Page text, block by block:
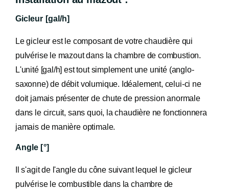
Gicleur [gal/h]
Le gicleur est le composant de votre chaudière qui
pulvérise le mazout dans la chambre de combustion.
L'unité [gal/h] est tout simplement une unité (anglo-
saxonne) de débit volumique. Idéalement, celui-ci ne
doit jamais présenter de chute de pression anormale
dans le circuit, sans quoi, la chaudière ne fonctionnera
jamais de manière optimale.
Angle [°]
Il s'agit de l'angle du cône suivant lequel le gicleur
pulvérise le combustible dans la chambre de